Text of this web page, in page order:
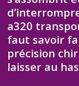
a320
faut savoir
précision
laisser au